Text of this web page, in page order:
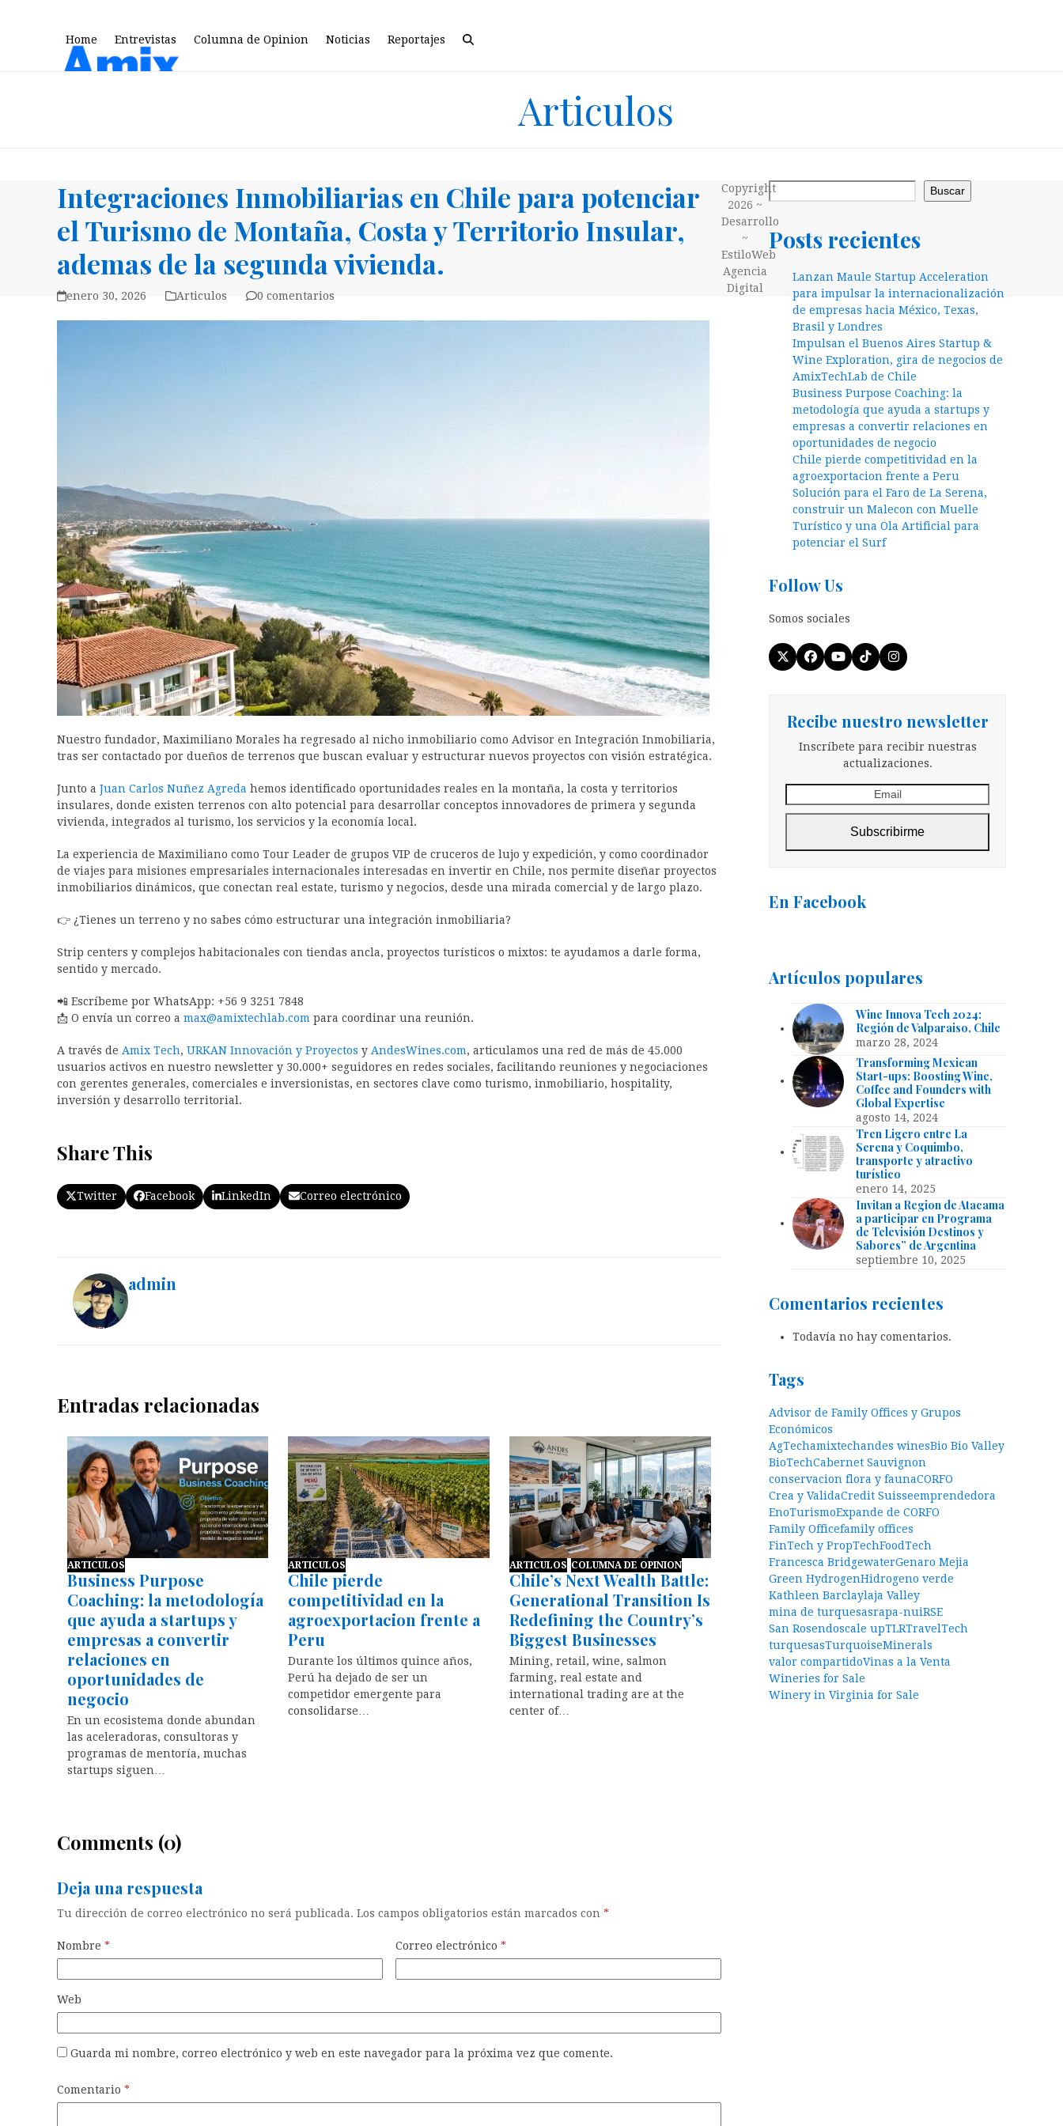
Home Entrevistas Columna de Opinion Noticias Reportajes
Articulos
Integraciones Inmobiliarias en Chile para potenciar
el Turismo de Montaña, Costa y Territorio Insular,
ademas de la segunda vivienda.
enero 30, 2026 Articulos 0 comentarios
Nuestro fundador, Maximiliano Morales ha regresado al nicho inmobiliario como Advisor en Integración Inmobiliaria,
tras ser contactado por dueños de terrenos que buscan evaluar y estructurar nuevos proyectos con visión estratégica.
Junto a Juan Carlos Nuñez Agreda hemos identificado oportunidades reales en la montaña, la costa y territorios
insulares, donde existen terrenos con alto potencial para desarrollar conceptos innovadores de primera y segunda
vivienda, integrados al turismo, los servicios y la economía local.
La experiencia de Maximiliano como Tour Leader de grupos VIP de cruceros de lujo y expedición, y como coordinador
de viajes para misiones empresariales internacionales interesadas en invertir en Chile, nos permite diseñar proyectos
inmobiliarios dinámicos, que conectan real estate, turismo y negocios, desde una mirada comercial y de largo plazo.
👉 ¿Tienes un terreno y no sabes cómo estructurar una integración inmobiliaria?
Strip centers y complejos habitacionales con tiendas ancla, proyectos turísticos o mixtos: te ayudamos a darle forma,
sentido y mercado.
📲 Escríbeme por WhatsApp: +56 9 3251 7848
📩 O envía un correo a max@amixtechlab.com para coordinar una reunión.
A través de Amix Tech, URKAN Innovación y Proyectos y AndesWines.com, articulamos una red de más de 45.000
usuarios activos en nuestro newsletter y 30.000+ seguidores en redes sociales, facilitando reuniones y negociaciones
con gerentes generales, comerciales e inversionistas, en sectores clave como turismo, inmobiliario, hospitality,
inversión y desarrollo territorial.
Share This
Twitter Facebook LinkedIn Correo electrónico
admin
Entradas relacionadas
ARTICULOS
Business Purpose
Coaching: la metodología
que ayuda a startups y
empresas a convertir
relaciones en
oportunidades de
negocio
En un ecosistema donde abundan
las aceleradoras, consultoras y
programas de mentoría, muchas
startups siguen…
ARTICULOS
Chile pierde
competitividad en la
agroexportacion frente a
Peru
Durante los últimos quince años,
Perú ha dejado de ser un
competidor emergente para
consolidarse…
ARTICULOS COLUMNA DE OPINION
Chile’s Next Wealth Battle:
Generational Transition Is
Redefining the Country’s
Biggest Businesses
Mining, retail, wine, salmon
farming, real estate and
international trading are at the
center of…
Comments (0)
Deja una respuesta
Tu dirección de correo electrónico no será publicada. Los campos obligatorios están marcados con *
Nombre * Correo electrónico*
Web
Guarda mi nombre, correo electrónico y web en este navegador para la próxima vez que comente.
Comentario *
Buscar
Posts recientes
Lanzan Maule Startup Acceleration
para impulsar la internacionalización
de empresas hacia México, Texas,
Brasil y Londres
Impulsan el Buenos Aires Startup &
Wine Exploration, gira de negocios de
AmixTechLab de Chile
Business Purpose Coaching: la
metodología que ayuda a startups y
empresas a convertir relaciones en
oportunidades de negocio
Chile pierde competitividad en la
agroexportacion frente a Peru
Solución para el Faro de La Serena,
construir un Malecon con Muelle
Turístico y una Ola Artificial para
potenciar el Surf
Follow Us
Somos sociales
Twitter
(deprecated)
Facebook
YouTube
TiktokInstagram
Recibe nuestro newsletter
Inscríbete para recibir nuestras
actualizaciones.
Subscribirme
En Facebook
Artículos populares
Wine Innova Tech 2024:
Región de Valparaiso, Chile
marzo 28, 2024
Transforming Mexican
Start-ups: Boosting Wine,
Coffee and Founders with
Global Expertise
agosto 14, 2024
Tren Ligero entre La
Serena y Coquimbo,
transporte y atractivo
turístico
enero 14, 2025
Invitan a Region de Atacama
a participar en Programa
de Televisión Destinos y
Sabores” de Argentina
septiembre 10, 2025
Comentarios recientes
Todavía no hay comentarios.
Tags
Advisor de Family Offices y Grupos
Económicos
AgTechamixtechandes winesBio Bio Valley
BioTechCabernet Sauvignon
conservacion flora y faunaCORFO
Crea y ValidaCredit Suisseemprendedora
EnoTurismoExpande de CORFO
Family Officefamily offices
FinTech y PropTechFoodTech
Francesca BridgewaterGenaro Mejia
Green HydrogenHidrogeno verde
Kathleen Barclaylaja Valley
mina de turquesasrapa-nuiRSE
San Rosendoscale upTLRTravelTech
turquesasTurquoiseMinerals
valor compartidoVinas a la Venta
Wineries for Sale
Winery in Virginia for Sale
Copyright
2026 ~
Desarrollo
~
EstiloWeb
Agencia
Digital